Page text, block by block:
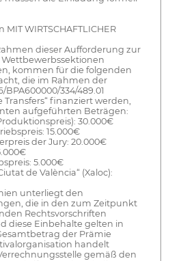
WIRTSCHAFTLICHER
dieser Aufforderung zur
kommen für die folgenden
die im Rahmen der
BPA600000/334/489.01
Transfers“ finanziert werden,
aufgeführten Beträgen:
30.000€
15.000€
der Jury: 20.000€
5.000€
de València“ (Xaloc):
unterliegt den
die in den zum Zeitpunkt
Rechtsvorschriften
diese Einbehalte gelten in
der Prämie
handelt
gemäß den